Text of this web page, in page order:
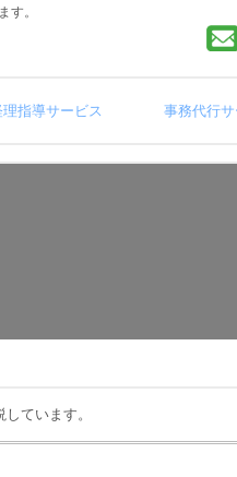
す。
理指導サービス 事務代行サ
ています。